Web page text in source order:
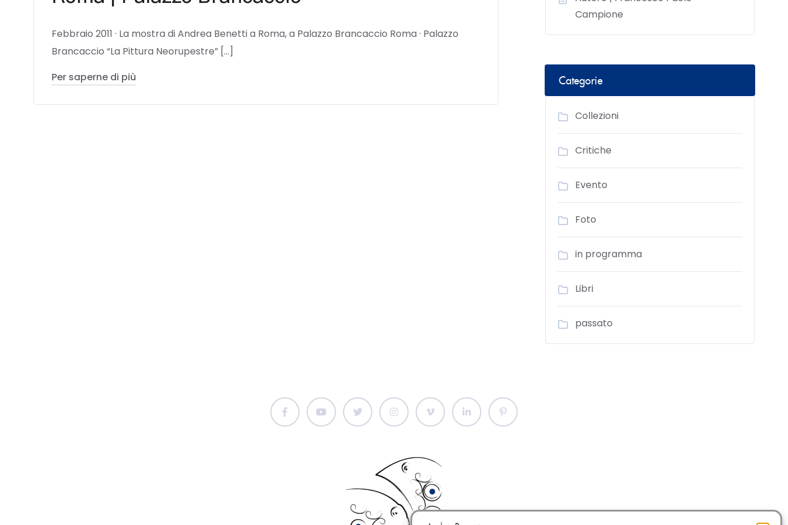
Febbraio 2011 · La mostra di Andrea Benetti a Roma, a Palazzo Brancaccio Roma · Palazzo
Brancaccio “La Pittura Neorupestre” […]
Per saperne di più
Campione
Categorie
Collezioni
Critiche
Evento
Foto
in programma
Libri
passato